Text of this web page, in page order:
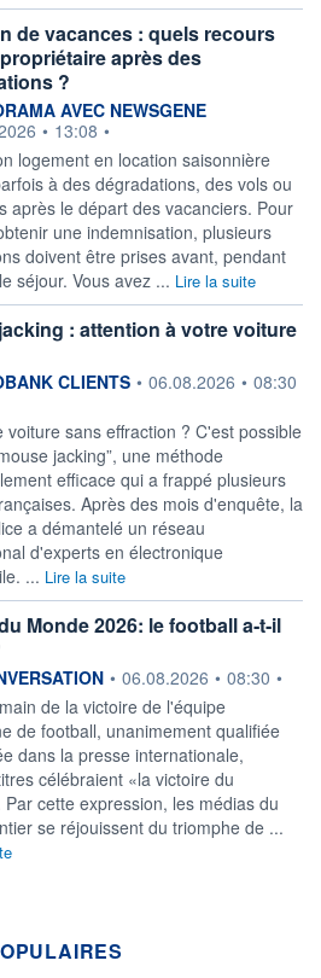
de vacances : quels recours
après des
?
fournie par
AVEC NEWSGENE
• 13:08 •
logement en location saisonnière
à des dégradations, des vols ou
après le départ des vacanciers. Pour
une indemnisation, plusieurs
doivent être prises avant, pendant
séjour. Vous avez ... Lire la suite
: attention à votre voiture
fournie par
CLIENTS • 06.08.2026 • 08:30
voiture sans effraction ? C'est possible
jacking”, une méthode
efficace qui a frappé plusieurs
Après des mois d'enquête, la
a démantelé un réseau
d'experts en électronique
... Lire la suite
Monde 2026: le football a‑t‑il
fournie par • 06.08.2026 • 08:30 •
de la victoire de l'équipe
de football, unanimement qualifiée
dans la presse internationale,
célébraient «la victoire du
Par cette expression, les médias du
se réjouissent du triomphe de ...